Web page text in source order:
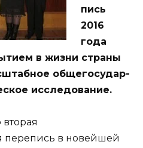
пись
2016
года
в жизни страны
общегосудар­
исследование.
вторая
перепись в новейшей